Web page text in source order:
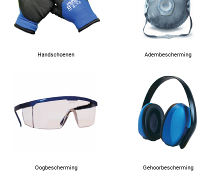
Handschoenen Adembescherming
Oogbescherming Gehoorbescherming